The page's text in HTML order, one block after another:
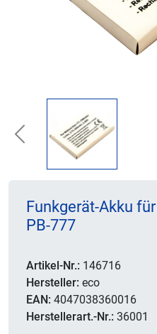
Previous
Funkgerät-Akku
PB-777
Artikel-Nr.: 146716
Hersteller: eco
EAN: 4047038360016
Herstellerart.-Nr.: 36001